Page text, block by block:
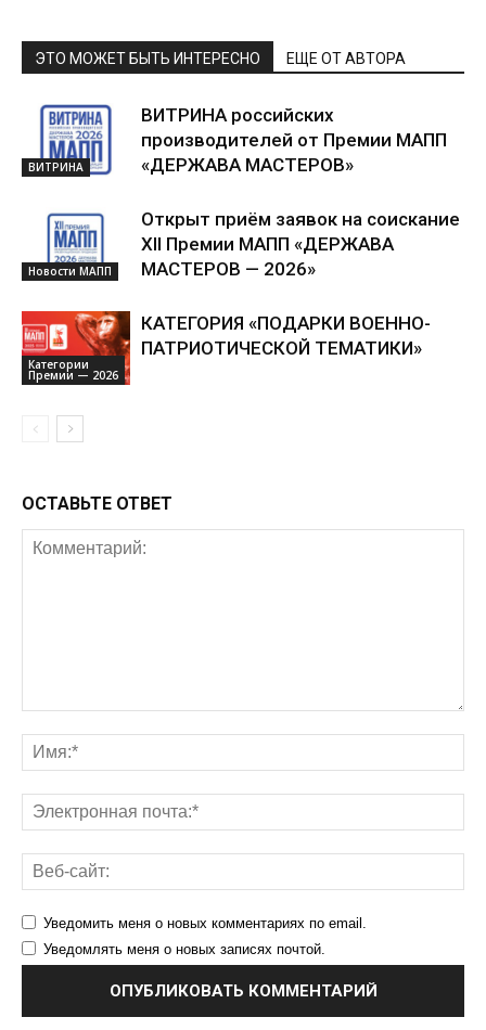
ЭТО МОЖЕТ БЫТЬ ИНТЕРЕСНО ЕЩЕ ОТ АВТОРА
ВИТРИНА
ВИТРИНА российских
производителей от Премии МАПП
«ДЕРЖАВА МАСТЕРОВ»
Новости МАПП
Открыт приём заявок на соискание
XII Премии МАПП «ДЕРЖАВА
МАСТЕРОВ — 2026»
Категории
Премии — 2026
КАТЕГОРИЯ «ПОДАРКИ ВОЕННО-
ПАТРИОТИЧЕСКОЙ ТЕМАТИКИ»
ОСТАВЬТЕ ОТВЕТ
Уведомить меня о новых комментариях по email.
Уведомлять меня о новых записях почтой.